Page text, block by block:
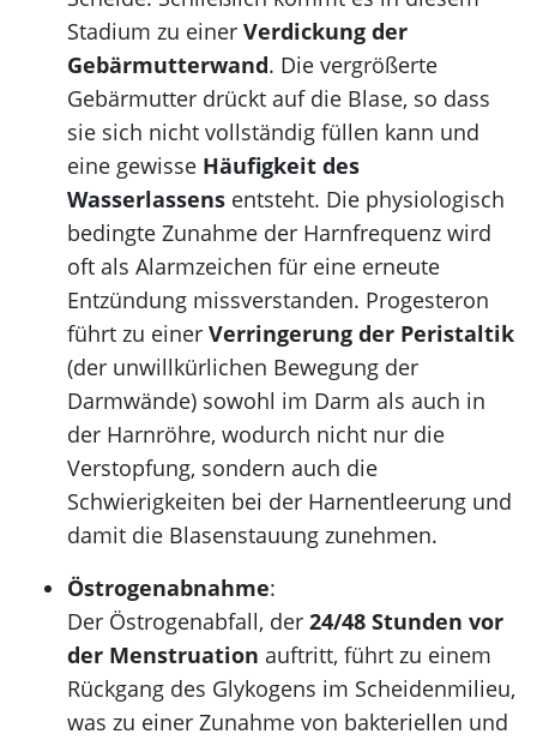
Stadium zu einer Verdickung der
Gebärmutterwand. Die vergrößerte
Gebärmutter drückt auf die Blase, so dass
sie sich nicht vollständig füllen kann und
eine gewisse Häufigkeit des
Wasserlassens entsteht. Die physiologisch
bedingte Zunahme der Harnfrequenz wird
oft als Alarmzeichen für eine erneute
Entzündung missverstanden. Progesteron
führt zu einer Verringerung der Peristaltik
(der unwillkürlichen Bewegung der
Darmwände) sowohl im Darm als auch in
der Harnröhre, wodurch nicht nur die
Verstopfung, sondern auch die
Schwierigkeiten bei der Harnentleerung und
damit die Blasenstauung zunehmen.
Östrogenabnahme:
Der Östrogenabfall, der 24/48 Stunden vor
der Menstruation auftritt, führt zu einem
Rückgang des Glykogens im Scheidenmilieu,
was zu einer Zunahme von bakteriellen und